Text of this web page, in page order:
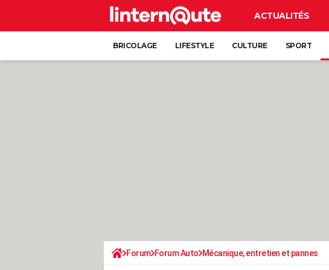
ACTUALITÉS
BRICOLAGE LIFESTYLE CULTURE SPORT
Forum Forum Auto Mécanique, entretien et pannes